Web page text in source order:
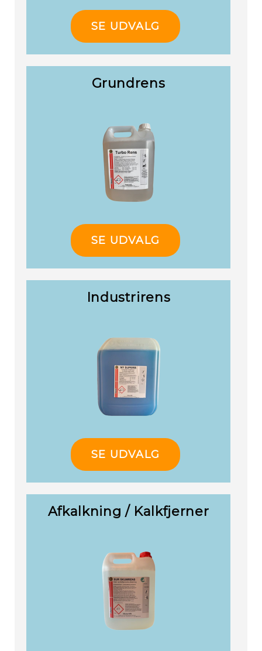
SE UDVALG
Grundrens
SE UDVALG
Industrirens
SE UDVALG
Afkalkning / Kalkfjerner